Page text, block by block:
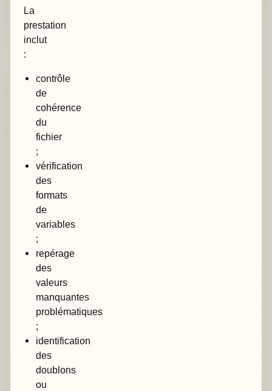
La
prestation
inclut
:
contrôle
de
cohérence
du
fichier
;
vérification
des
formats
de
variables
;
repérage
des
valeurs
manquantes
problématiques
;
identification
des
doublons
ou